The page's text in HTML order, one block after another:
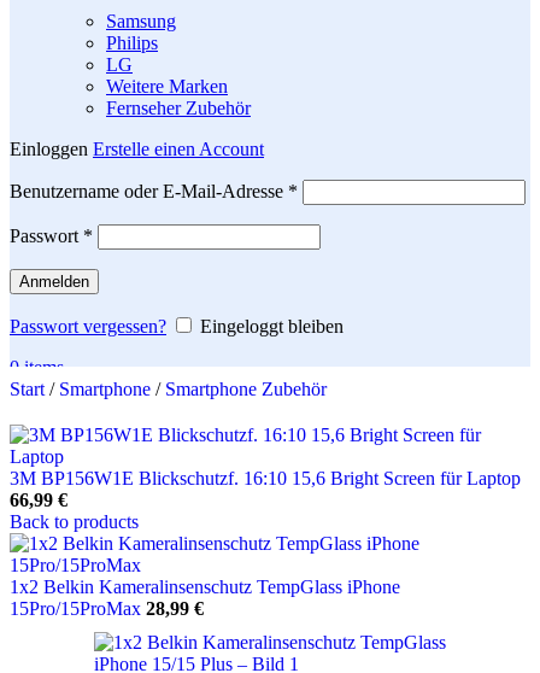
Samsung
Philips
LG
Weitere Marken
Fernseher Zubehör
Einloggen Erstelle einen Account
Benutzername oder E-Mail-Adresse *
Passwort *
Anmelden
Passwort vergessen?
Eingeloggt bleiben
0items
Search
Start / Smartphone / Smartphone Zubehör
3M BP156W1E Blickschutzf. 16:10 15,6 Bright Screen für Laptop
66,99 €
Back to products
1x2 Belkin Kameralinsenschutz TempGlass iPhone
15Pro/15ProMax 28,99 €